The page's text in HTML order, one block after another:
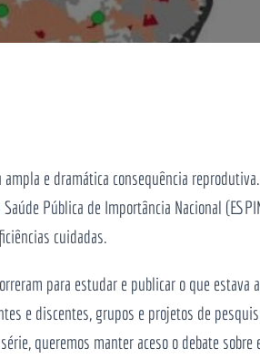
e dramática consequência
Pública de Importância Nacional
cuidadas.
para estudar e publicar o que estava
e discentes, grupos e projetos de
queremos manter aceso o debate